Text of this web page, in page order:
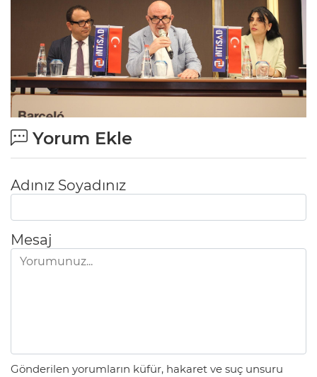
Yorum Ekle
Adınız Soyadınız
Mesaj
Gönderilen yorumların küfür, hakaret ve suç unsuru